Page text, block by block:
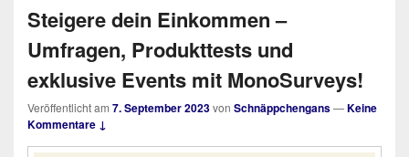
Steigere dein Einkommen –
Umfragen, Produkttests und
exklusive Events mit MonoSurveys!
Veröffentlicht am 7. September 2023von Schnäppchengans—Keine
Kommentare ↓